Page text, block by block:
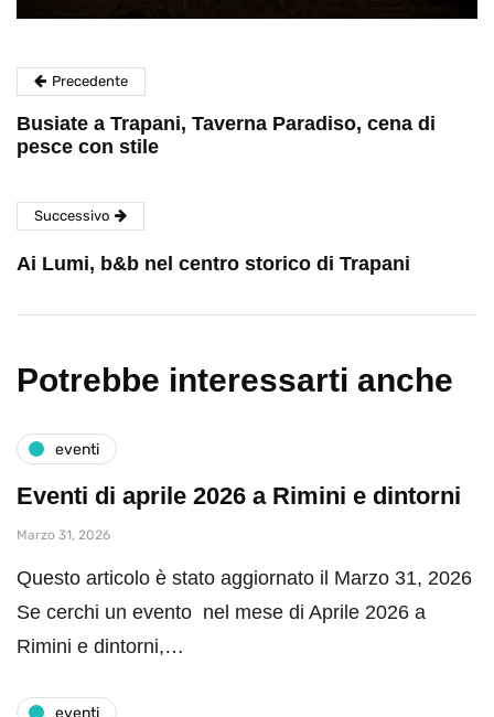
Precedente
Busiate a Trapani, Taverna Paradiso, cena di
pesce con stile
Successivo
Ai Lumi, b&b nel centro storico di Trapani
Potrebbe interessarti anche
eventi
Eventi di aprile 2026 a Rimini e dintorni
Marzo 31, 2026
Questo articolo è stato aggiornato il Marzo 31, 2026
Se cerchi un evento nel mese di Aprile 2026 a
Rimini e dintorni,…
eventi